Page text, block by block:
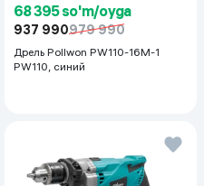
68 395 so'm/oyga
937 990979 990
Дрель Pollwon PW110-16M-1
PW110, синий